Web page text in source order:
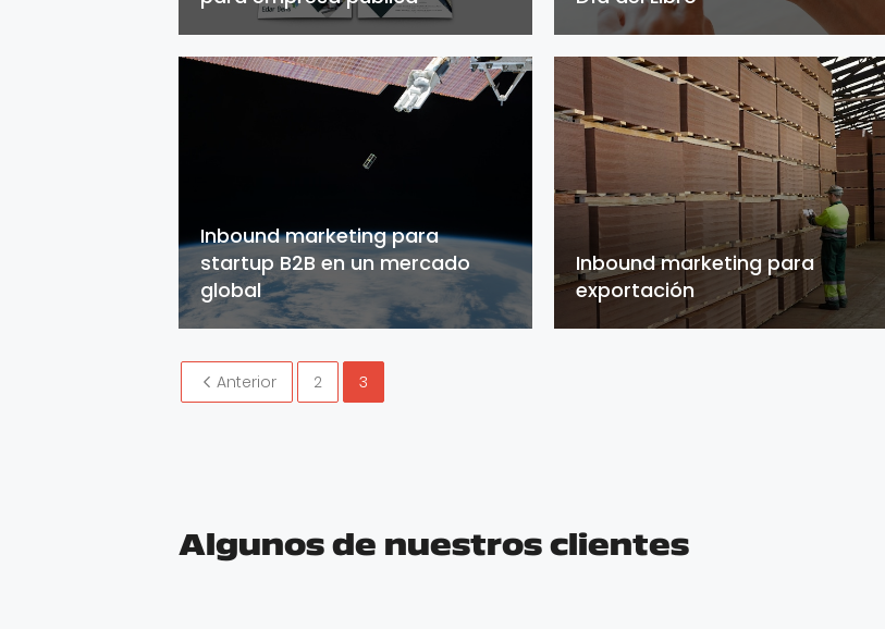
Inbound marketing para
startup B2B en un mercado
global
Inbound marketing para
exportación
Anterior 2 3
Algunos de nuestros clientes